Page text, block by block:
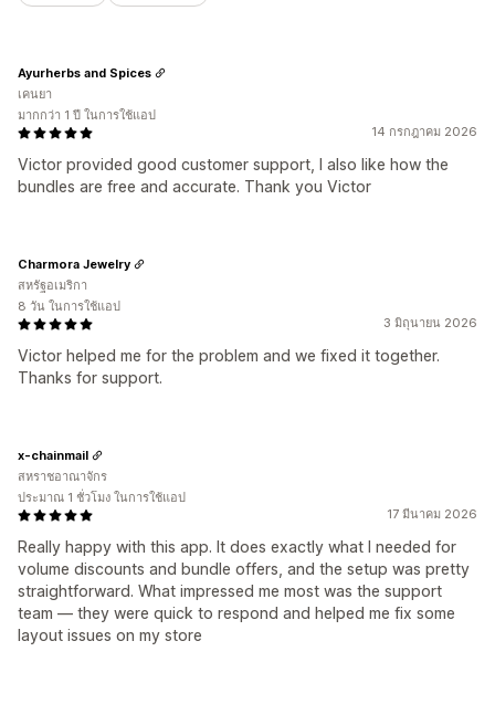
14 กรกฎาคม 2026
Victor provided good customer support, I also like how the
bundles are free and accurate. Thank you Victor
Ayurherbs and Spices
เคนยา
มากกว่า 1 ปี ในการใช้แอป
3 มิถุนายน 2026
Victor helped me for the problem and we fixed it together.
Thanks for support.
Charmora Jewelry
สหรัฐอเมริกา
8 วัน ในการใช้แอป
17 มีนาคม 2026
Really happy with this app. It does exactly what I needed for
volume discounts and bundle offers, and the setup was pretty
straightforward. What impressed me most was the support
team — they were quick to respond and helped me fix some
layout issues on my store
x-chainmail
สหราชอาณาจักร
ประมาณ 1 ชั่วโมง ในการใช้แอป